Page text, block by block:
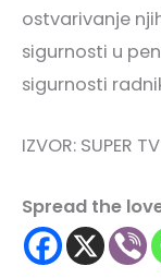
ostvarivanje
sigurnosti u
sigurnosti
IZVOR: SUPER TV
Spread the